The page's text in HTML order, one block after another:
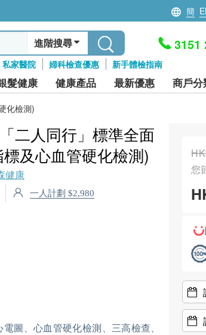
簡
進階搜尋
私家醫院 婦科檢查優惠 新手體檢指南
3151
髮健康 健康產品 最新優惠 商戶分
化檢測)
二人同行」標準全面
及心血管硬化檢測)
健康
一人計劃 $2,980
圖、心血管硬化檢測、三高檢查、
您